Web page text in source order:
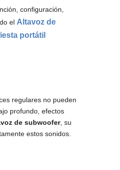
configuración,
el Altavoz de
portátil
regulares no pueden
profundo, efectos
de subwoofer, su
estos sonidos.